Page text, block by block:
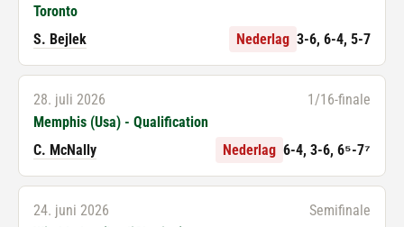
Toronto
S. Bejlek
Nederlag 3-6, 6-4, 5-7
28. juli 2026
1/16-finale
Memphis (Usa) - Qualification
C. McNally
Nederlag 6-4, 3-6, 6⁵-7⁷
24. juni 2026
Semifinale